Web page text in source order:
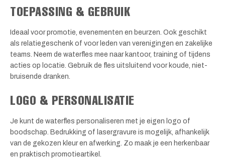
TOEPASSING & GEBRUIK
Ideaal voor promotie, evenementen en beurzen. Ook geschikt
als relatiegeschenk of voor leden van verenigingen en zakelijke
teams. Neem de waterfles mee naar kantoor, training of tijdens
acties op locatie. Gebruik de fles uitsluitend voor koude, niet-
bruisende dranken.
LOGO & PERSONALISATIE
Je kunt de waterfles personaliseren met je eigen logo of
boodschap. Bedrukking of lasergravure is mogelijk, afhankelijk
van de gekozen kleur en afwerking. Zo maak je een herkenbaar
en praktisch promotieartikel.